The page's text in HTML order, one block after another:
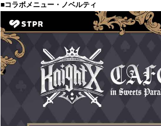
■コラボメニュー・ノベルティ